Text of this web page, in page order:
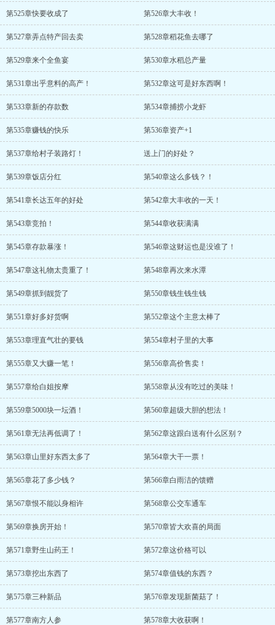
第525章快要收成了 第526章大丰收！
第527章弄点特产回去卖 第528章稻花鱼去哪了
第529章来个全鱼宴 第530章水稻总产量
第531章出乎意料的高产！ 第532章这可是好东西啊！
第533章新的存款数 第534章捕捞小龙虾
第535章赚钱的快乐 第536章资产+1
第537章给村子装路灯！ 送上门的好处？
第539章饭店分红 第540章这么多钱？！
第541章长达五年的好处 第542章大丰收的一天！
第543章竞拍！ 第544章收获满满
第545章存款暴涨！ 第546章这财运也是没谁了！
第547章这礼物太贵重了！ 第548章再次来水潭
第549章抓到靓货了 第550章钱生钱生钱
第551章好多好货啊 第552章这个主意太棒了
第553章理直气壮的要钱 第554章村子里的大事
第555章又大赚一笔！ 第556章高价售卖！
第557章给白姐按摩 第558章从没有吃过的美味！
第559章5000块一坛酒！ 第560章超级大胆的想法！
第561章无法再低调了！ 第562章这跟白送有什么区别？
第563章山里好东西太多了 第564章大干一票！
第565章花了多少钱？ 第566章白雨洁的馈赠
第567章恨不能以身相许 第568章公交车通车
第569章换房开始！ 第570章皆大欢喜的局面
第571章野生山药王！ 第572章这价格可以
第573章挖出东西了 第574章值钱的东西？
第575章三种新品 第576章发现新菌菇了！
第577章南方人参 第578章大收获啊！